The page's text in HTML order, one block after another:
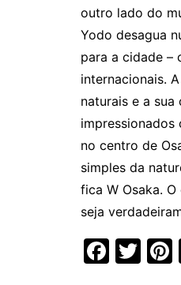
outro lado do
Yodo desagua
para a cidade –
internacionais.
naturais e a
impressionados
no centro de
simples da
fica W Osaka.
seja
F
T